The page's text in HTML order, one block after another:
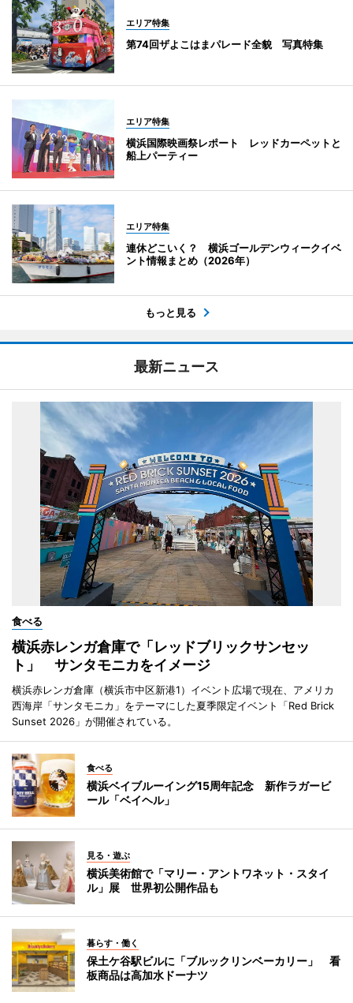
エリア特集
第74回ザよこはまパレード全貌 写真特集
エリア特集
横浜国際映画祭レポート レッドカーペットと
船上パーティー
エリア特集
連休どこいく？ 横浜ゴールデンウィークイベ
ント情報まとめ（2026年）
もっと見る
最新ニュース
食べる
横浜赤レンガ倉庫で「レッドブリックサンセッ
ト」 サンタモニカをイメージ
横浜赤レンガ倉庫（横浜市中区新港1）イベント広場で現在、アメリカ
西海岸「サンタモニカ」をテーマにした夏季限定イベント「Red Brick
Sunset 2026」が開催されている。
食べる
横浜ベイブルーイング15周年記念 新作ラガービ
ール「ベイヘル」
見る・遊ぶ
横浜美術館で「マリー・アントワネット・スタイ
ル」展 世界初公開作品も
暮らす・働く
保土ケ谷駅ビルに「ブルックリンベーカリー」 看
板商品は高加水ドーナツ